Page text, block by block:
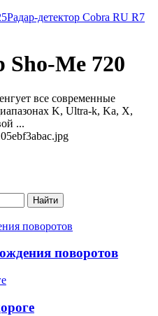
Радар-детектор Cobra RU R7
Sho-Me 720
все современные
K, Ultra-k, Ka, Х,
...
Найти
поворотов